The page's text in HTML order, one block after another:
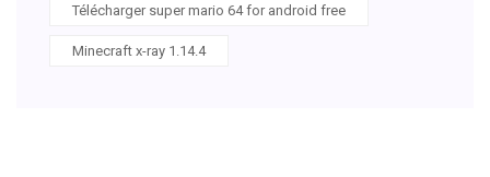
Télécharger super mario 64 for android free
Minecraft x-ray 1.14.4